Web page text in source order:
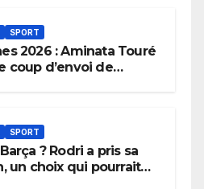
SPORT
2026 : Aminata Touré
coup d’envoi de
SPORT
? Rodri a pris sa
un choix qui pourrait